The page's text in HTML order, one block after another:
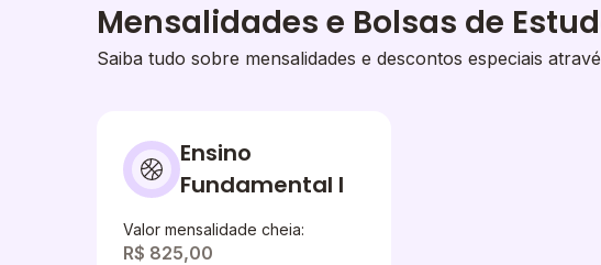
Mensalidades e Bolsas de
Saiba tudo sobre mensalidades e descontos especiais
Ensino
Fundamental I
Valor mensalidade cheia:
R$ 825,00